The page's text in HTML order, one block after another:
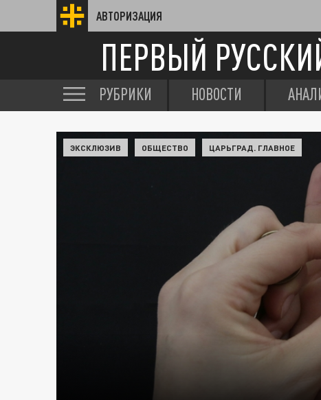
АВТОРИЗАЦИЯ
ПЕРВЫЙ
РУБРИКИ НОВОСТИ
ЭКСКЛЮЗИВ ОБЩЕСТВО ЦАРЬГРАД. ГЛАВНОЕ